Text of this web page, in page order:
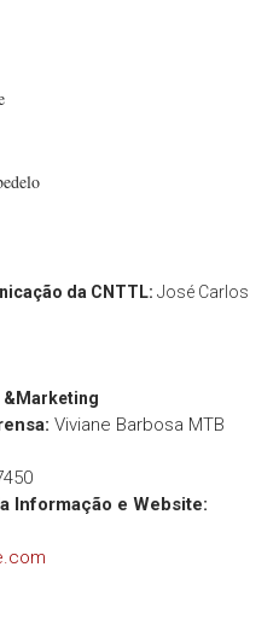
da CNTTL: José Carlos
&Marketing
Viviane Barbosa MTB
Informação e Website: